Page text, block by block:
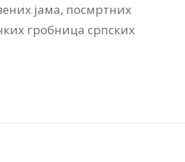
јама, посмртних
гробница српских